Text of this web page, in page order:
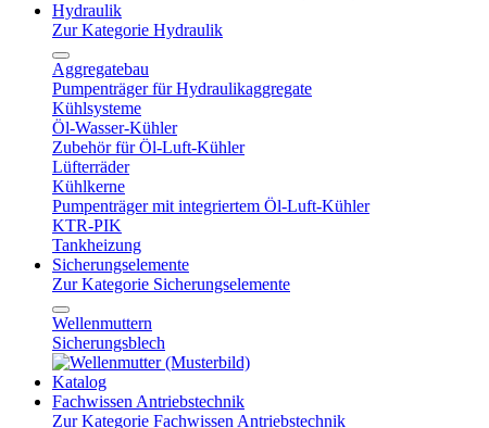
Hydraulik
Zur Kategorie Hydraulik
Aggregatebau
Pumpenträger für Hydraulikaggregate
Kühlsysteme
Öl-Wasser-Kühler
Zubehör für Öl-Luft-Kühler
Lüfterräder
Kühlkerne
Pumpenträger mit integriertem Öl-Luft-Kühler
KTR-PIK
Tankheizung
Sicherungselemente
Zur Kategorie Sicherungselemente
Wellenmuttern
Sicherungsblech
Katalog
Fachwissen Antriebstechnik
Zur Kategorie Fachwissen Antriebstechnik